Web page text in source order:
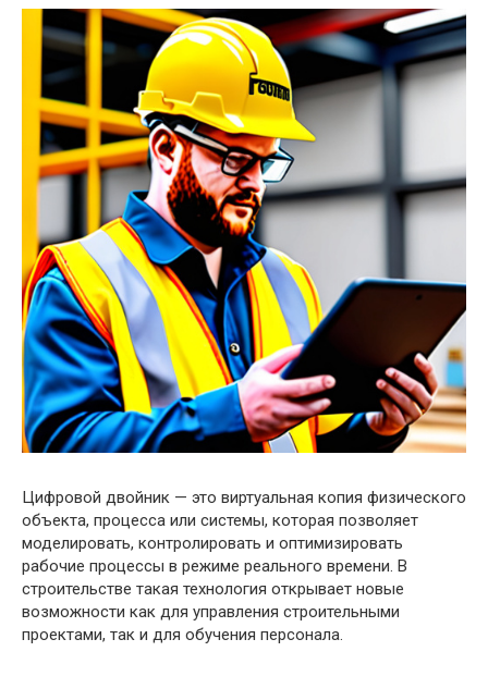
Цифровой двойник — это виртуальная копия физического
объекта, процесса или системы, которая позволяет
моделировать, контролировать и оптимизировать
рабочие процессы в режиме реального времени. В
строительстве такая технология открывает новые
возможности как для управления строительными
проектами, так и для обучения персонала.